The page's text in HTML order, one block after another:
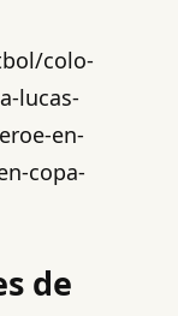
colo-
lucas-
en-
copa-
de